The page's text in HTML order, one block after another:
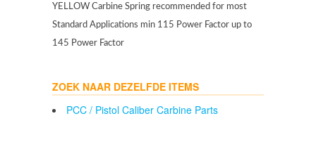
YELLOW Carbine Spring recommended for most
Standard Applications min 115 Power Factor up to
145 Power Factor
ZOEK NAAR DEZELFDE ITEMS
PCC / Pistol Caliber Carbine Parts